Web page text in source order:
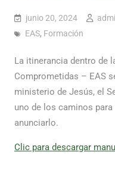
junio 20, 2024
EAS, Formación
La itinerancia dentro de
Comprometidas – EAS
ministerio de Jesús, el
uno de los caminos
anunciarlo.
Clic para descargar